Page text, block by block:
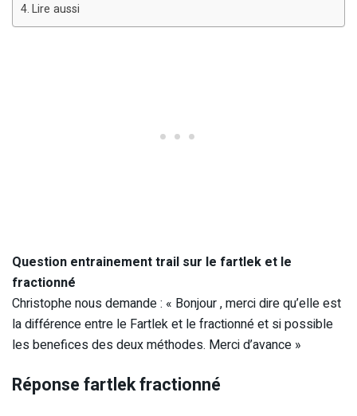
Lire aussi
Question entrainement trail sur le fartlek et le
fractionné
Christophe nous demande : « Bonjour , merci dire qu’elle est
la différence entre le Fartlek et le fractionné et si possible
les benefices des deux méthodes. Merci d’avance »
Réponse fartlek fractionné